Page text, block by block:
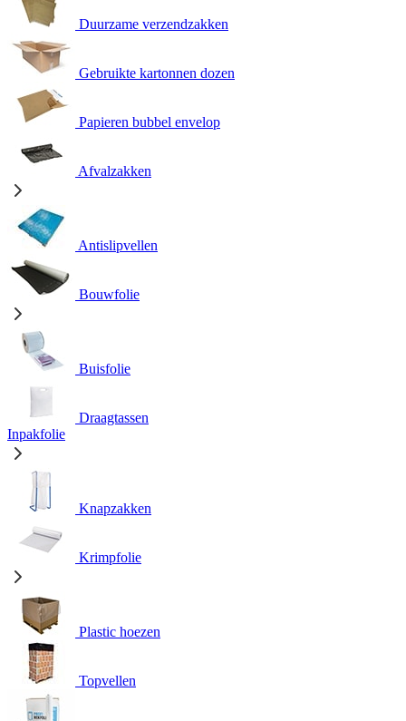
Duurzame verzendzakken
Gebruikte kartonnen dozen
Papieren bubbel envelop
Afvalzakken
Antislipvellen
Bouwfolie
Buisfolie
Draagtassen
Inpakfolie
Knapzakken
Krimpfolie
Plastic hoezen
Topvellen